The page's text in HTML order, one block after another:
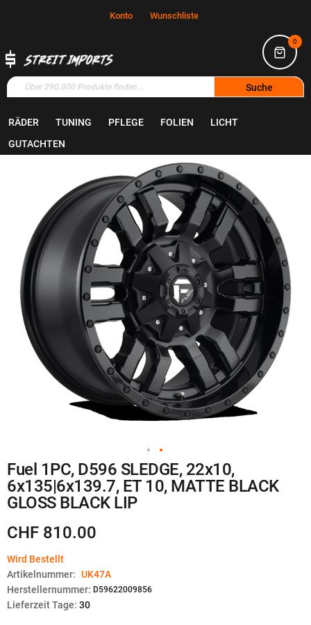
Konto Wunschliste
0
Suche
RÄDER TUNING PFLEGE FOLIEN
LICHT
GUTACHTEN
Zum
Ende
Zum
Anfang
der
Bildgalerie
springen
Fuel 1PC, D596 SLEDGE, 22x10,
6x135|6x139.7, ET 10, MATTE BLACK
GLOSS BLACK LIP
CHF 810.00
Wird Bestellt
Artikelnummer: UK47A
Herstellernummer: D59622009856
Lieferzeit Tage: 30